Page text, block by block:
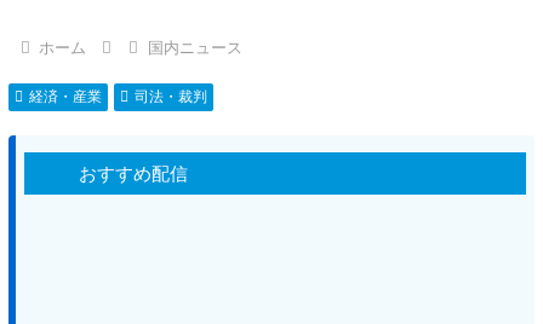
ホーム 国内ニュース
経済・産業 司法・裁判
おすすめ配信